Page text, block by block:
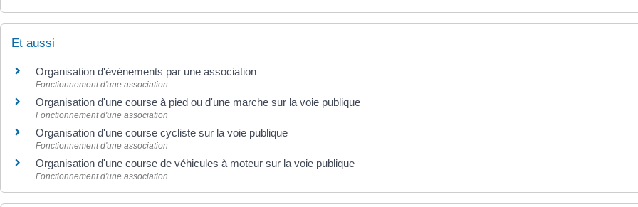
Et aussi
Organisation d'événements par une association
Fonctionnement d'une association
Organisation d'une course à pied ou d'une marche sur la voie publique
Fonctionnement d'une association
Organisation d'une course cycliste sur la voie publique
Fonctionnement d'une association
Organisation d'une course de véhicules à moteur sur la voie publique
Fonctionnement d'une association